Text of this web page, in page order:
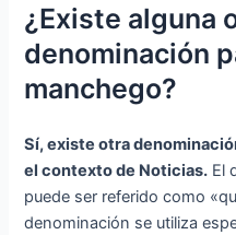
¿Existe alguna
denominación
manchego?
Sí, existe otra
el contexto de Noticias. El
puede ser referido como
denominación se utiliza